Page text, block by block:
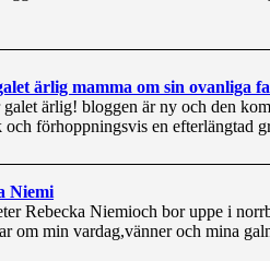
ärlig mamma om sin ovanliga
galet ärlig! bloggen är ny och den
och förhoppningsvis en efterlängtad
Niemi
Rebecka Niemioch bor uppe i
om min vardag,vänner och mina